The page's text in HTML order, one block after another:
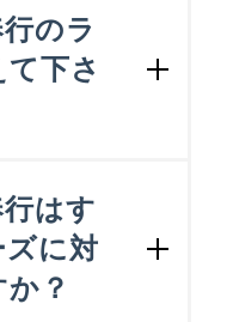
集作業を自動
for 奉
のデータソー
機能をオール
受け入れ（イ
入形式データ
携処理を作成
、データ連携
ば、Excelブッ
勘定奉行の仕
知識、②勘定
インポート）
を作成する知
でデータを編
なっていまし
のラ
下さ
の詳細な製品
］の裏表紙を
はす
に対
？